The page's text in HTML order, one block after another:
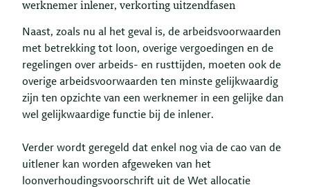
werknemer inlener, verkorting uitzendfasen
Naast, zoals nu al het geval is, de arbeidsvoorwaarden
met betrekking tot loon, overige vergoedingen en de
regelingen over arbeids- en rusttijden, moeten ook de
overige arbeidsvoorwaarden ten minste gelijkwaardig
zijn ten opzichte van een werknemer in een gelijke dan
wel gelijkwaardige functie bij de inlener.
Verder wordt geregeld dat enkel nog via de cao van de
uitlener kan worden afgeweken van het
loonverhoudingsvoorschrift uit de Wet allocatie